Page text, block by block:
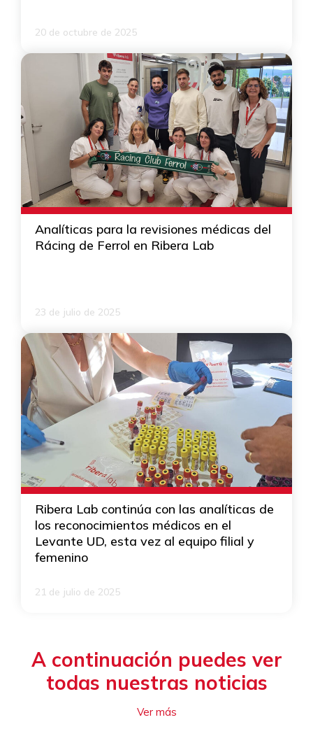
20 de octubre de 2025
Analíticas para la revisiones médicas del
Rácing de Ferrol en Ribera Lab
23 de julio de 2025
Ribera Lab continúa con las analíticas de
los reconocimientos médicos en el
Levante UD, esta vez al equipo filial y
femenino
21 de julio de 2025
A continuación puedes ver
todas nuestras noticias
Ver más